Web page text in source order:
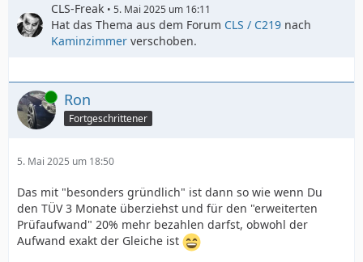
CLS-Freak 5. Mai 2025 um 16:11
Hat das Thema aus dem Forum CLS / C219 nach
Kaminzimmer verschoben.
Online Ron
Fortgeschrittener
5. Mai 2025 um 18:50
Das mit "besonders gründlich" ist dann so wie wenn Du
den TÜV 3 Monate überziehst und für den "erweiterten
Prüfaufwand" 20% mehr bezahlen darfst, obwohl der
Aufwand exakt der Gleiche ist